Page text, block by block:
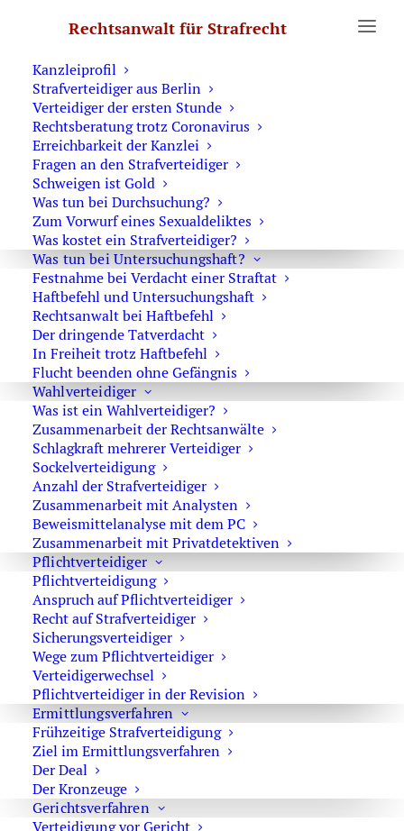
Rechtsanwalt für Strafrecht
Was Sie wissen sollten
Kanzleiprofil
Strafverteidiger aus Berlin
Verteidiger der ersten Stunde
Rechtsberatung trotz Coronavirus
Erreichbarkeit der Kanzlei
Fragen an den Strafverteidiger
Schweigen ist Gold
Was tun bei Durchsuchung?
Zum Vorwurf eines Sexualdeliktes
Was kostet ein Strafverteidiger?
Was tun bei Untersuchungshaft?
Festnahme bei Verdacht einer Straftat
Haftbefehl und Untersuchungshaft
Rechtsanwalt bei Haftbefehl
Der dringende Tatverdacht
In Freiheit trotz Haftbefehl
Flucht beenden ohne Gefängnis
Wahlverteidiger
Was ist ein Wahlverteidiger?
Zusammenarbeit der Rechtsanwälte
Schlagkraft mehrerer Verteidiger
Sockelverteidigung
Anzahl der Strafverteidiger
Zusammenarbeit mit Analysten
Beweismittelanalyse mit dem PC
Zusammenarbeit mit Privatdetektiven
Pflichtverteidiger
Pflichtverteidigung
Anspruch auf Pflichtverteidiger
Recht auf Strafverteidiger
Sicherungsverteidiger
Wege zum Pflichtverteidiger
Verteidigerwechsel
Pflichtverteidiger in der Revision
Ermittlungsverfahren
Frühzeitige Strafverteidigung
Ziel im Ermittlungsverfahren
Der Deal
Der Kronzeuge
Gerichtsverfahren
Verteidigung vor Gericht
Home Archive by Category "Strafverteidiger"
Spezialisiert auf die Strafverteidigung
Strafverteidiger aus Berlin
Aktuelles Anwalt Strafrecht
Strafverteidiger-Notruf (z. B. bei
Festnahme oder
Hausdurchsuchungen):
0171 65 43 669
Sie erreichen die Anwaltskanzlei an den
Wochentagen über das Sekretariat.
Die Sekretärinnen sind zur Verschwiegenheit
verpflichtet. Erforderliche Erstinformationen
können Sie ihnen anvertrauen.